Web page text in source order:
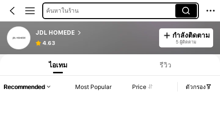
ค้นหาในร้าน
JDL HOMEDE
4.63
กำลังติดตาม
5 ผู้ติดตาม
ไอเทม รีวิว
Recommended Most Popular Price ตัวกรอง